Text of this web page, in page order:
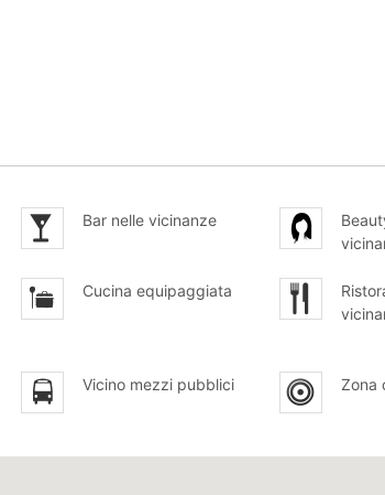
Bar nelle vicinanze
Cucina equipaggiata
Vicino mezzi pubblici Zona